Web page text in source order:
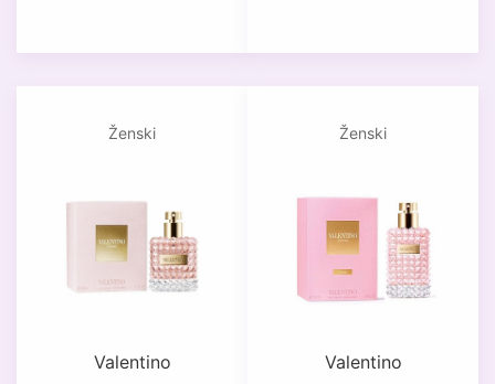
Ženski
Valentino
Ženski
Valentino